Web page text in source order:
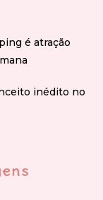
é atração
inédito no